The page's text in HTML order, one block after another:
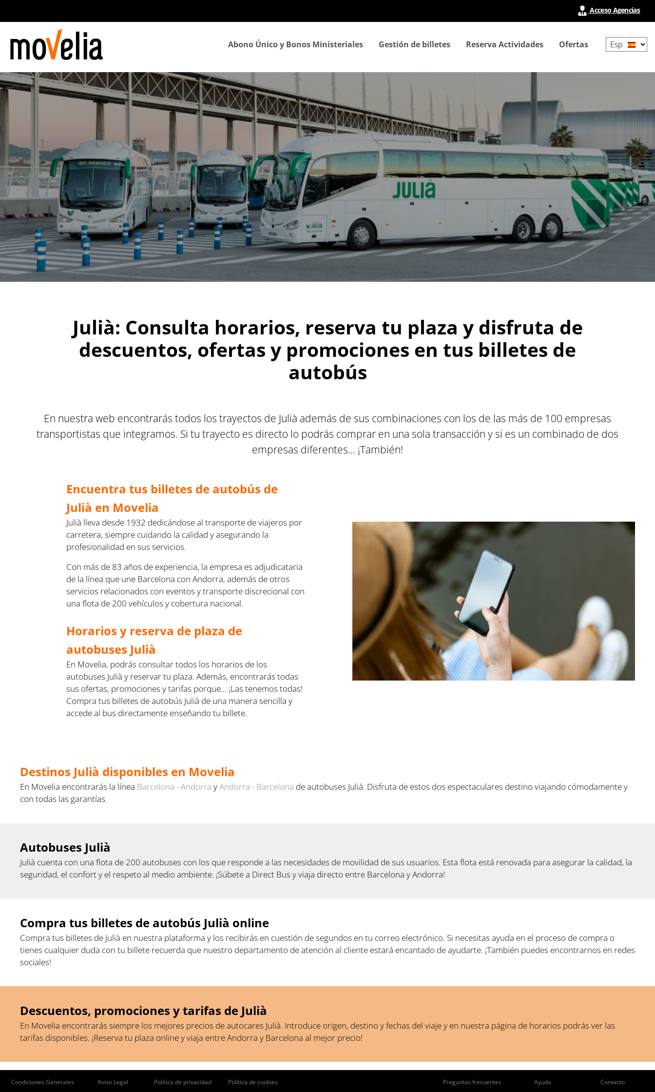
principal
Acceso Agencias
Abono Único y Bonos Ministeriales Gestión de billetes Reserva Actividades Ofertas
your
Julià: Consulta horarios, reserva tu plaza y disfruta de
descuentos, ofertas y promociones en tus billetes de
autobús
En nuestra web encontrarás todos los trayectos de Julià además de sus combinaciones con los de las más de 100 empresas
transportistas que integramos. Si tu trayecto es directo lo podrás comprar en una sola transacción y si es un combinado de dos
empresas diferentes... ¡También!
Encuentra tus billetes de autobús de
Julià en Movelia
Julià lleva desde 1932 dedicándose al transporte de viajeros por
carretera, siempre cuidando la calidad y asegurando la
profesionalidad en sus servicios.
Con más de 83 años de experiencia, la empresa es adjudicataria
de la línea que une Barcelona con Andorra, además de otros
servicios relacionados con eventos y transporte discrecional con
una flota de 200 vehículos y cobertura nacional.
Horarios y reserva de plaza de
autobuses Julià
En Movelia, podrás consultar todos los horarios de los
autobuses Julià y reservar tu plaza. Además, encontrarás todas
sus ofertas, promociones y tarifas porque… ¡Las tenemos todas!
Compra tus billetes de autobús Julià de una manera sencilla y
accede al bus directamente enseñando tu billete.
Destinos Julià disponibles en Movelia
En Movelia encontrarás la línea Barcelona - Andorra yAndorra - Barcelona de autobuses Julià. Disfruta de estos dos espectaculares destino viajando cómodamente y
con todas las garantías.
Autobuses Julià
Julià cuenta con una flota de 200 autobuses con los que responde a las necesidades de movilidad de sus usuarios. Esta flota está renovada para asegurar la calidad, la
seguridad, el confort y el respeto al medio ambiente. ¡Súbete a Direct Bus y viaja directo entre Barcelona y Andorra!
Compra tus billetes de autobús Julià online
Compra tus billetes de Julià en nuestra plataforma y los recibirás en cuestión de segundos en tu correo electrónico. Si necesitas ayuda en el proceso de compra o
tienes cualquier duda con tu billete recuerda que nuestro departamento de atención al cliente estará encantado de ayudarte. ¡También puedes encontrarnos en redes
sociales!
Descuentos, promociones y tarifas de Julià
En Movelia encontrarás siempre los mejores precios de autocares Julià. Introduce origen, destino y fechas del viaje y en nuestra página de horarios podrás ver las
tarifas disponibles. ¡Reserva tu plaza online y viaja entre Andorra y Barcelona al mejor precio!
Condiciones Generales Aviso Legal Política de privacidad Política de cookies Contacto
Ayuda
Preguntas frecuentes